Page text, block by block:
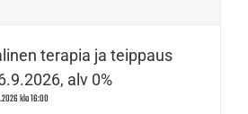
terapia ja teippaus
alv 0%
klo 16:00